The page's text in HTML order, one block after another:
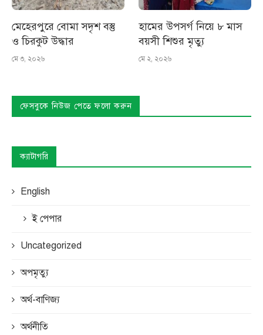
মেহেরপুরে বোমা সদৃশ বস্তু
ও চিরকুট উদ্ধার
মে ৩, ২০২৬
হামের উপসর্গ নিয়ে ৮ মাস
বয়সী শিশুর মৃত্যু
মে ২, ২০২৬
ফেসবুকে নিউজ পেতে ফলো করুন
ক্যাটাগরি
English
ই পেপার
Uncategorized
অপমৃত্যু
অর্থ-বাণিজ্য
অর্থনীতি